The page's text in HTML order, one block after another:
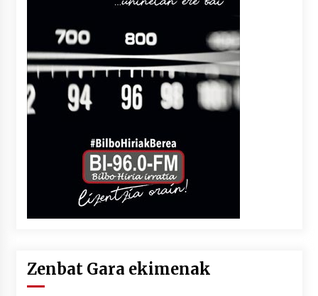
Zenbat Gara ekimenak